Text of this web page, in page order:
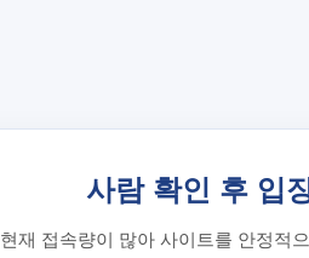
사람 확인 후 입
현재 접속량이 많아 사이트를 안정적